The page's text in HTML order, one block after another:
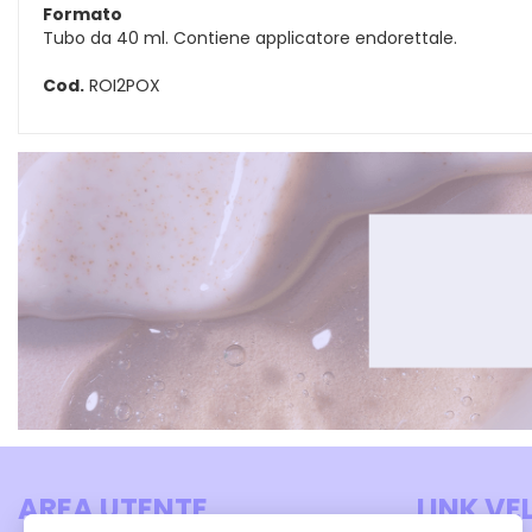
Formato
Tubo da 40 ml. Contiene applicatore endorettale.
Cod. ROI2POX
AREA UTENTE LINK